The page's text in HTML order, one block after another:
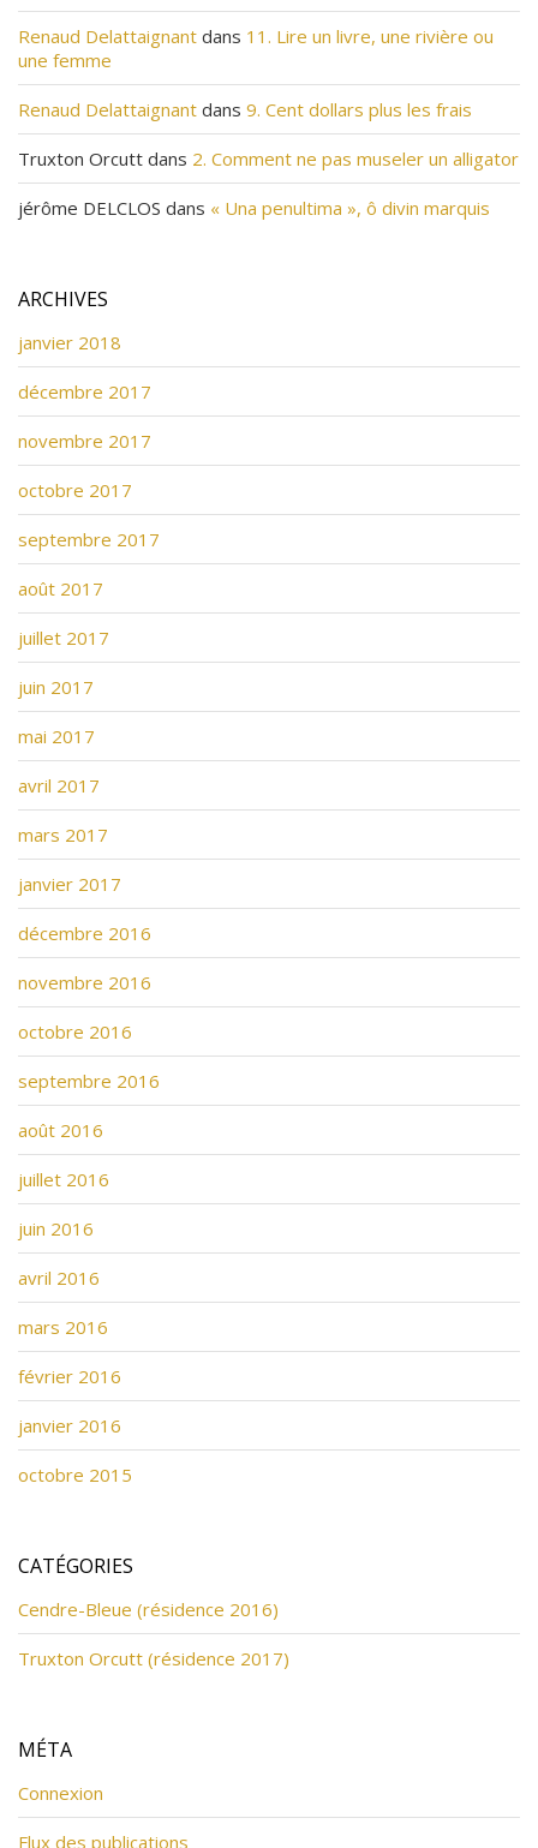
Renaud Delattaignant dans 11. Lire un livre, une rivière ou
une femme
Renaud Delattaignant dans 9. Cent dollars plus les frais
Truxton Orcutt dans 2. Comment ne pas museler un alligator
jérôme DELCLOS dans « Una penultima », ô divin marquis
ARCHIVES
janvier 2018
décembre 2017
novembre 2017
octobre 2017
septembre 2017
août 2017
juillet 2017
juin 2017
mai 2017
avril 2017
mars 2017
janvier 2017
décembre 2016
novembre 2016
octobre 2016
septembre 2016
août 2016
juillet 2016
juin 2016
avril 2016
mars 2016
février 2016
janvier 2016
octobre 2015
CATÉGORIES
Cendre-Bleue (résidence 2016)
Truxton Orcutt (résidence 2017)
MÉTA
Connexion
Flux des publications